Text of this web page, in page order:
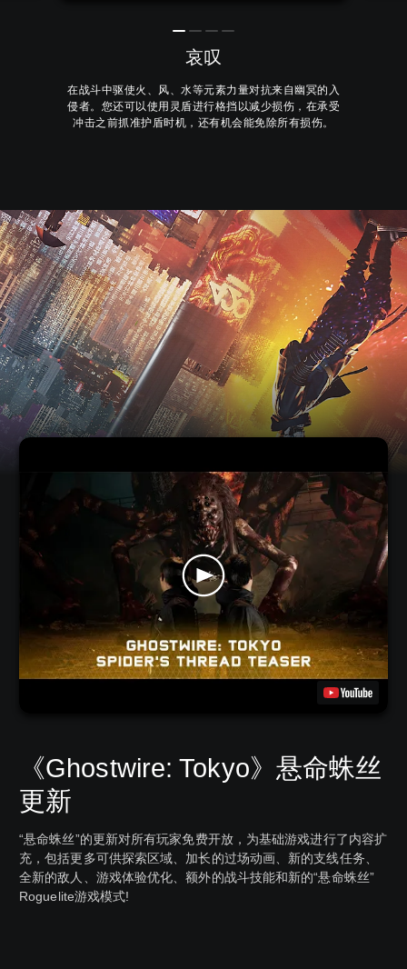
哀叹
在战斗中驱使火、风、水等元素力量对抗来自幽冥的入
侵者。您还可以使用灵盾进行格挡以减少损伤，在承受
冲击之前抓准护盾时机，还有机会能免除所有损伤。
《Ghostwire: Tokyo》悬命蛛丝
更新
“悬命蛛丝”的更新对所有玩家免费开放，为基础游戏进行了内容扩
充，包括更多可供探索区域、加长的过场动画、新的支线任务、
全新的敌人、游戏体验优化、额外的战斗技能和新的“悬命蛛丝”
Roguelite游戏模式!